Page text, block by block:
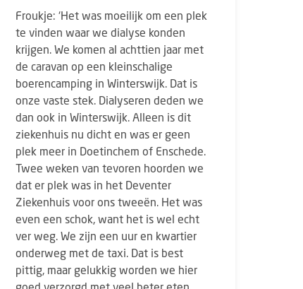
Froukje: ‘Het was moeilijk om een plek
te vinden waar we dialyse konden
krijgen. We komen al achttien jaar met
de caravan op een kleinschalige
boerencamping in Winterswijk. Dat is
onze vaste stek. Dialyseren deden we
dan ook in Winterswijk. Alleen is dit
ziekenhuis nu dicht en was er geen
plek meer in Doetinchem of Enschede.
Twee weken van tevoren hoorden we
dat er plek was in het Deventer
Ziekenhuis voor ons tweeën. Het was
even een schok, want het is wel echt
ver weg. We zijn een uur en kwartier
onderweg met de taxi. Dat is best
pittig, maar gelukkig worden we hier